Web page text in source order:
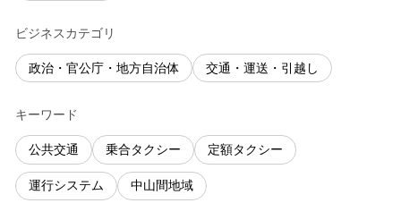
ビジネスカテゴリ
政治・官公庁・地方自治体 交通・運送・引越し
キーワード
公共交通 乗合タクシー 定額タクシー
運行システム 中山間地域